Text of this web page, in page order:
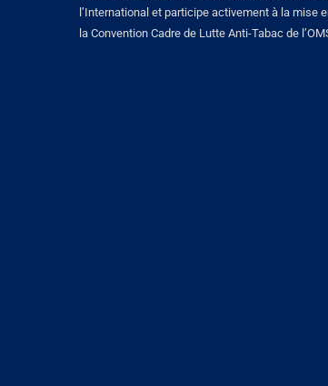
l’International et participe activement à la mise
la Convention Cadre de Lutte Anti-Tabac de